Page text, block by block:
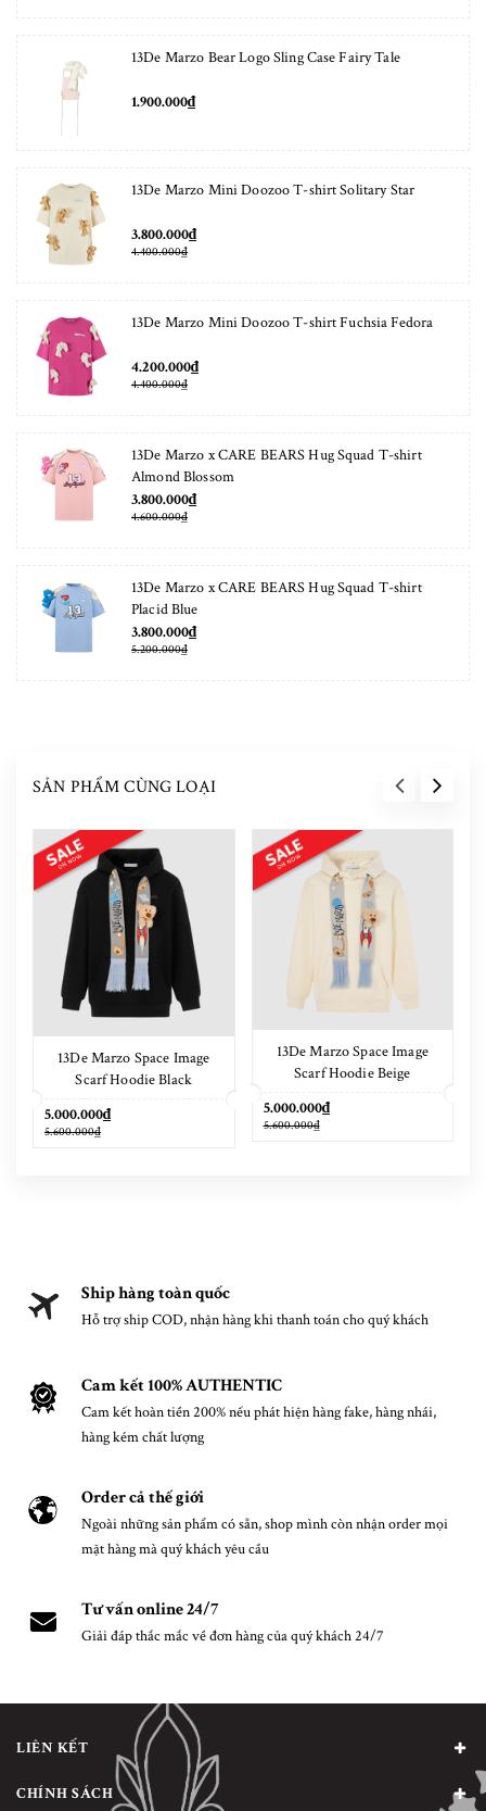
13De Marzo Bear Logo Sling Case Fairy Tale
1.900.000₫
13De Marzo Mini Doozoo T-shirt Solitary Star
3.800.000₫
4.400.000₫
13De Marzo Mini Doozoo T-shirt Fuchsia Fedora
4.200.000₫
4.400.000₫
13De Marzo x CARE BEARS Hug Squad T-shirt
Almond Blossom
3.800.000₫
4.600.000₫
13De Marzo x CARE BEARS Hug Squad T-shirt
Placid Blue
3.800.000₫
5.200.000₫
SẢN PHẨM CÙNG LOẠI
13De Marzo Space Image
Scarf Hoodie Black
5.000.000₫
5.600.000₫
13De Marzo Space Image
Scarf Hoodie Beige
5.000.000₫
5.600.000₫
Ship hàng toàn quốc
Hỗ trợ ship COD, nhận hàng khi thanh toán cho quý khách
Cam kết 100% AUTHENTIC
Cam kết hoàn tiền 200% nếu phát hiện hàng fake, hàng nhái,
hàng kém chất lượng
Order cả thế giới
Ngoài những sản phẩm có sẵn, shop mình còn nhận order mọi
mặt hàng mà quý khách yêu cầu
Tư vấn online 24/7
Giải đáp thắc mắc về đơn hàng của quý khách 24/7
LIÊN KẾT
CHÍNH SÁCH